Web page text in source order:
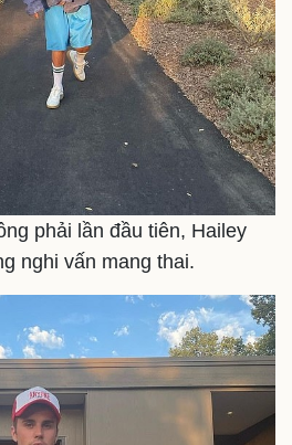
phải lần đầu tiên, Hailey
nghi vấn mang thai.